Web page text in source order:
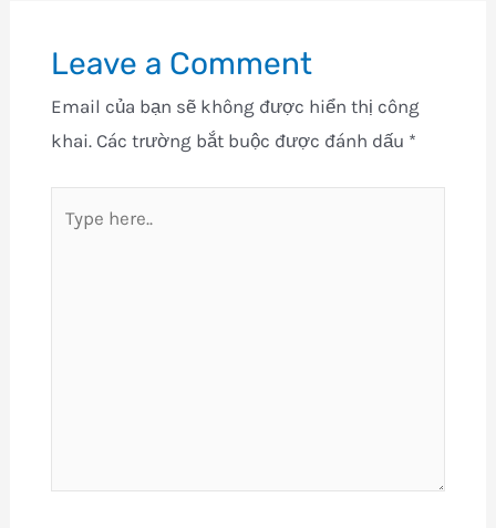
Leave a Comment
Email của bạn sẽ không được hiển thị công
khai. Các trường bắt buộc được đánh dấu *
here..